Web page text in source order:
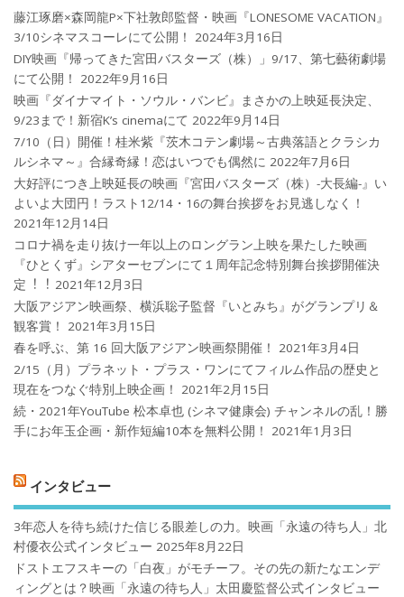
藤江琢磨×森岡龍P×下社敦郎監督・映画『LONESOME VACATION』
3/10シネマスコーレにて公開！
2024年3月16日
DIY映画『帰ってきた宮田バスターズ（株）」9/17、第七藝術劇場
にて公開！
2022年9月16日
映画『ダイナマイト・ソウル・バンビ』まさかの上映延長決定、
9/23まで！新宿K’s cinemaにて 2022年9月14日
7/10（日）開催！桂米紫『茨木コテン劇場～古典落語とクラシカ
ルシネマ～』合縁奇縁！恋はいつでも偶然に 2022年7月6日
大好評につき上映延長の映画『宮田バスターズ（株）-大長編-』い
よいよ大団円！ラスト12/14・16の舞台挨拶をお見逃しなく！
2021年12月14日
コロナ禍を⾛り抜け⼀年以上のロングラン上映を果たした映画
『ひとくず』シアターセブンにて１周年記念特別舞台挨拶開催決
定︕︕ 2021年12月3日
大阪アジアン映画祭、横浜聡子監督『いとみち』がグランプリ＆
観客賞！
2021年3月15日
春を呼ぶ、第 16 回大阪アジアン映画祭開催！
2021年3月4日
2/15（月）プラネット・プラス・ワンにてフィルム作品の歴史と
現在をつなぐ特別上映企画！
2021年2月15日
続・2021年YouTube 松本卓也 (シネマ健康会) チャンネルの乱！勝
手にお年玉企画・新作短編10本を無料公開！
2021年1月3日
インタビュー
3年恋人を待ち続けた信じる眼差しの力。映画「永遠の待ち人」北
村優衣公式インタビュー 2025年8月22日
ドストエフスキーの「白夜」がモチーフ。その先の新たなエンデ
ィングとは？映画「永遠の待ち人」太田慶監督公式インタビュー